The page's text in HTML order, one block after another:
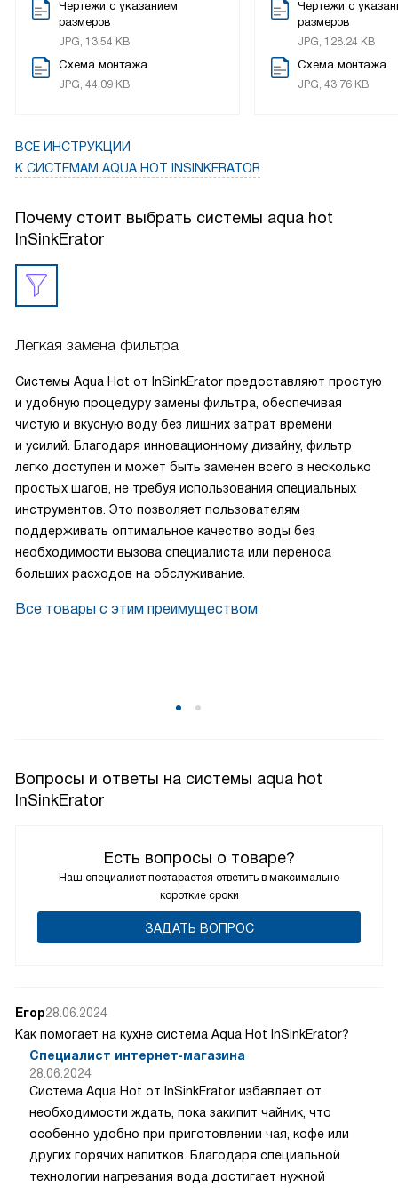
Здорово, что можно подобрать по цвету, потому что
девушка моя настаивала, что смеситель должен быть к
мойке черный и никакой другой, мы чуть не поругались из-
за этого, потому что она отказывалась от системы
кипячения тупо из-за цвета! Поэтому когда нашел черный,
вежливое обращение, помощь в поиске и быструю
доставку Устанавливал я сам, все очень просто, только
вообще элементарно, плюс можно еще регулировать
температуру, а если нет воды, то срабатывает
автоматическое отключение - это тоже плюс.
Чертежи с указанием
размеров
JPG, 13.54 KB
Схема монтажа
JPG, 44.09 KB
Чертежи с
размеров
JPG, 128.24 KB
Схема монтажа
JPG, 43.76 KB
ВСЕ ИНСТРУКЦИИ
К СИСТЕМАМ AQUA HOT INSINKERATOR
Почему стоит выбрать системы aqua hot
InSinkErator
Легкая замена фильтра
Системы Aqua Hot от InSinkErator предоставляют простую
и удобную процедуру замены фильтра, обеспечивая
чистую и вкусную воду без лишних затрат времени
и усилий. Благодаря инновационному дизайну, фильтр
легко доступен и может быть заменен всего в несколько
простых шагов, не требуя использования специальных
инструментов. Это позволяет пользователям
поддерживать оптимальное качество воды без
необходимости вызова специалиста или переноса
больших расходов на обслуживание.
Все товары с этим преимуществом
Вопросы и ответы на системы aqua hot
InSinkErator
Есть вопросы о товаре?
Наш специалист постарается ответить в максимально
короткие сроки
ЗАДАТЬ ВОПРОС
Егор28.06.2024
Как помогает на кухне система Aqua Hot InSinkErator?
Специалист интернет-магазина
28.06.2024
Система Aqua Hot от InSinkErator избавляет от
необходимости ждать, пока закипит чайник, что
особенно удобно при приготовлении чая, кофе или
других горячих напитков. Благодаря специальной
технологии нагревания вода достигает нужной